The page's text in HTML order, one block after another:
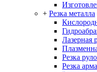
+ Резка металла
Лазерная
Резка
Резка